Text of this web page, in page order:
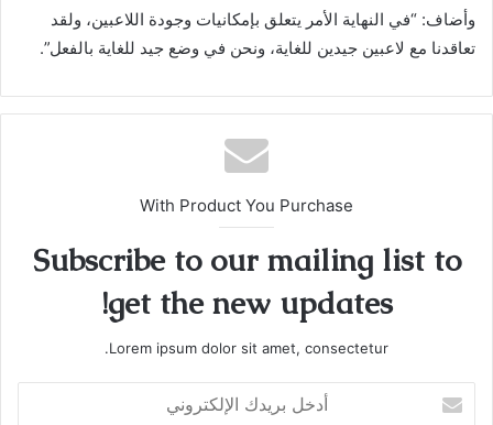
وأضاف: “في النهاية الأمر يتعلق بإمكانيات وجودة اللاعبين، ولقد
تعاقدنا مع لاعبين جيدين للغاية، ونحن في وضع جيد للغاية بالفعل”.
With Product You Purchase
Subscribe to our mailing list to
get the new updates!
Lorem ipsum dolor sit amet, consectetur.
بريدك